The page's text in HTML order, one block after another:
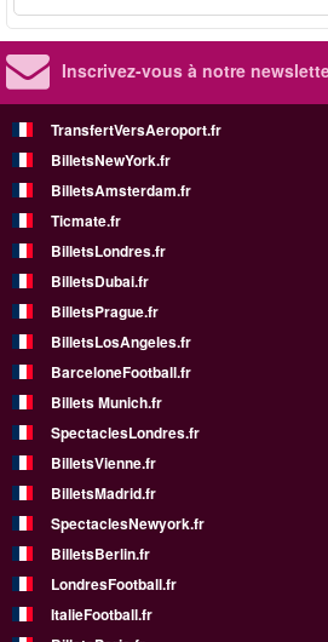
Inscrivez-vous à notre
TransfertVersAeroport.fr
BilletsNewYork.fr
BilletsAmsterdam.fr
Ticmate.fr
BilletsLondres.fr
BilletsDubai.fr
BilletsPrague.fr
BilletsLosAngeles.fr
BarceloneFootball.fr
Billets Munich.fr
SpectaclesLondres.fr
BilletsVienne.fr
BilletsMadrid.fr
SpectaclesNewyork.fr
BilletsBerlin.fr
LondresFootball.fr
ItalieFootball.fr